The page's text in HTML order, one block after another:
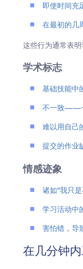
即使时间充
在最初的几
这些行为通常表明
学术标志
基础技能中
不一致——
难以用自己
提交的作业
情感迹象
诸如“我只
学习活动中
害怕错，导
在几分钟